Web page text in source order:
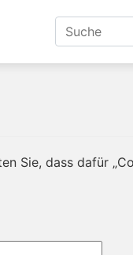
Sie, dass dafür